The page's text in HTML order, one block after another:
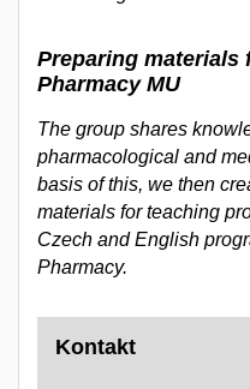
Preparing materials
Pharmacy MU
The group shares
pharmacological and
basis of this, we then
materials for teaching
Czech and English
Pharmacy.
Kontakt